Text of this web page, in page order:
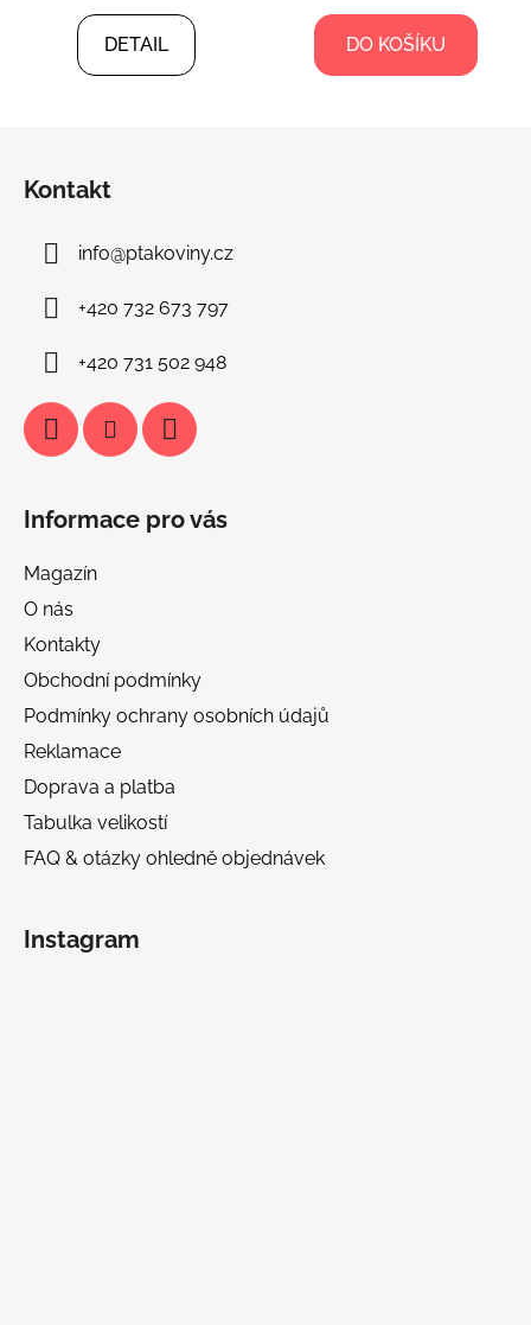
DETAIL DO KOŠÍKU
Kontakt
info@ptakoviny.cz
+420 732 673 797
+420 731 502 948
Informace pro vás
Magazín
O nás
Kontakty
Obchodní podmínky
Podmínky ochrany osobních údajů
Reklamace
Doprava a platba
Tabulka velikostí
FAQ & otázky ohledně objednávek
Instagram